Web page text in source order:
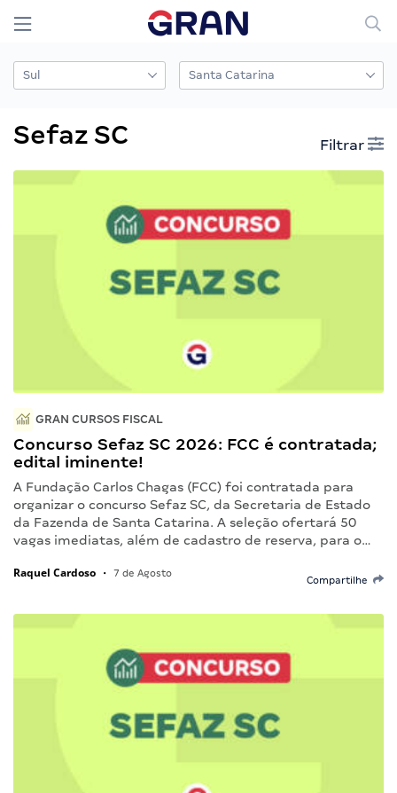
Sefaz SC Filtrar
GRAN CURSOS FISCAL
Concurso Sefaz SC 2026: FCC é contratada;
edital iminente!
A Fundação Carlos Chagas (FCC) foi contratada para
organizar o concurso Sefaz SC, da Secretaria de Estado
da Fazenda de Santa Catarina. A seleção ofertará 50
vagas imediatas, além de cadastro de reserva, para o…
Raquel Cardoso • 7 de Agosto
Compartilhe